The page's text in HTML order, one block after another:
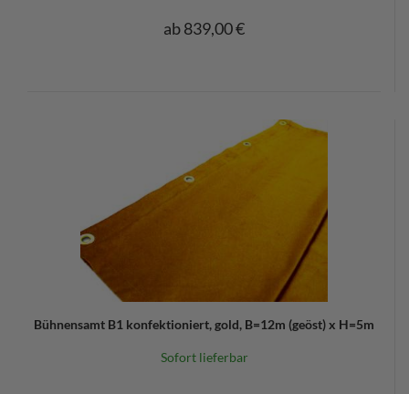
ab 839,00 €
Bühnensamt B1 konfektioniert, gold, B=12m (geöst) x H=5m
Sofort lieferbar